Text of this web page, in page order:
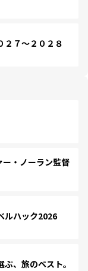
７～２０２８
・ノーラン監督
ルハック2026
、旅のベスト。